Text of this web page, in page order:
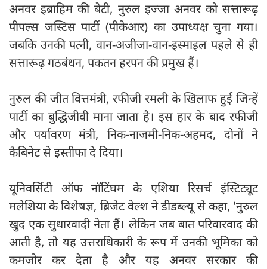
अनवर इब्राहिम की बेटी, नुरुल इज्जा अनवर को सत्तारूढ़
पीपल्स जस्टिस पार्टी (पीकेआर) का उपाध्यक्ष चुना गया।
जबकि उनकी पत्नी, वान-अजीजा-वान-इस्माइल पहले से ही
सत्तारूढ़ गठबंधन, पकतन हरपन की प्रमुख हैं।
नुरुल की जीत वित्तमंत्री, रफीजी रमली के खिलाफ हुई जिन्हें
पार्टी का बुद्धिजीवी माना जाता है। इस हार के बाद रफीजी
और पर्यावरण मंत्री, निक-नाजमी-निक-अहमद, दोनों ने
कैबिनेट से इस्तीफा दे दिया।
यूनिवर्सिटी ऑफ नॉटिंघम के एशिया रिसर्च इंस्टिट्यूट
मलेशिया के विशेषज्ञ, ब्रिजेट वेल्श ने डीडब्ल्यू से कहा, 'नुरुल
खुद एक सुधारवादी नेता हैं। लेकिन जब बात परिवारवाद की
आती है, तो यह उत्तराधिकारी के रूप में उनकी भूमिका को
कमजोर कर देता है और यह अनवर सरकार की